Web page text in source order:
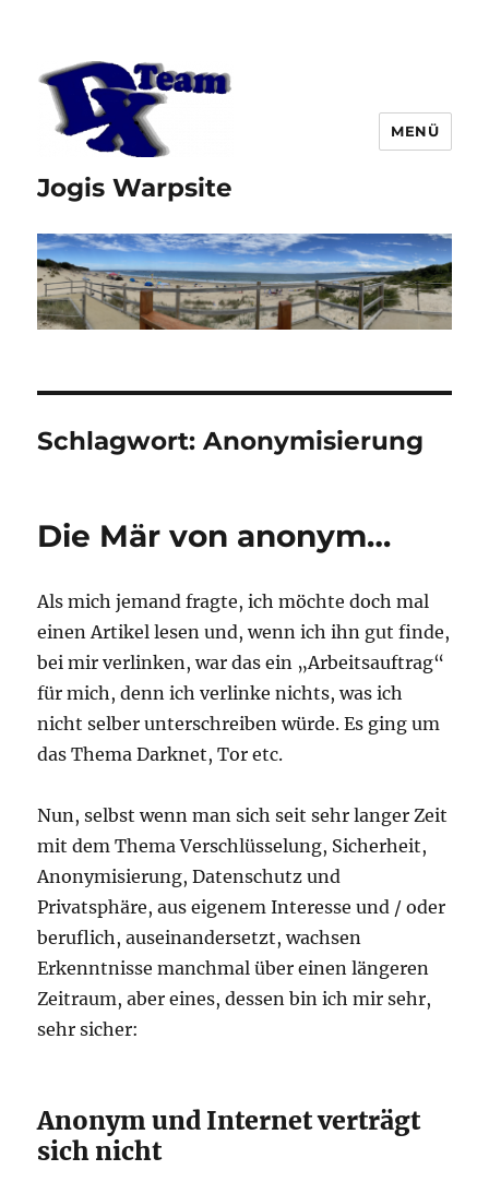
Jogis Warpsite
MENÜ
Schlagwort:Anonymisierung
Die Mär von anonym…
Als mich jemand fragte, ich möchte doch mal
einen Artikel lesen und, wenn ich ihn gut finde,
bei mir verlinken, war das ein „Arbeitsauftrag“
für mich, denn ich verlinke nichts, was ich
nicht selber unterschreiben würde. Es ging um
das Thema Darknet, Tor etc.
Nun, selbst wenn man sich seit sehr langer Zeit
mit dem Thema Verschlüsselung, Sicherheit,
Anonymisierung, Datenschutz und
Privatsphäre, aus eigenem Interesse und / oder
beruflich, auseinandersetzt, wachsen
Erkenntnisse manchmal über einen längeren
Zeitraum, aber eines, dessen bin ich mir sehr,
sehr sicher:
Anonym und Internet verträgt
sich nicht